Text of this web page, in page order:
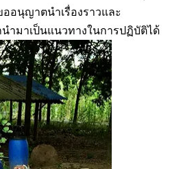
อนุญาตนำเรื่องราวและ
ำมาเป็นแนวทางในการปฏิบัติได้